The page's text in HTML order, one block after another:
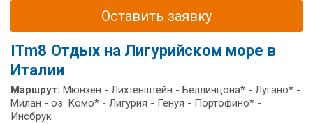
Оставить заявку
ITm8 Отдых на Лигурийском море в
Италии
Маршрут: Мюнхен - Лихтенштейн - Беллинцона* - Лугано* -
Милан - оз. Комо* - Лигурия - Генуя - Портофино* -
Инсбрук